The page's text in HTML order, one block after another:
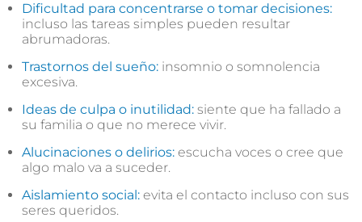
Dificultad para concentrarse o tomar decisiones:
incluso las tareas simples pueden resultar
abrumadoras.
Trastornos del sueño: insomnio o somnolencia
excesiva.
Ideas de culpa o inutilidad: siente que ha fallado a
su familia o que no merece vivir.
Alucinaciones o delirios: escucha voces o cree que
algo malo va a suceder.
Aislamiento social: evita el contacto incluso con sus
seres queridos.